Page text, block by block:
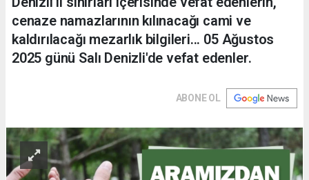
cenaze namazlarının kılınacağı cami ve
kaldırılacağı mezarlık bilgileri... 05 Ağustos
2025 günü Salı Denizli'de vefat edenler.
ABONE OL